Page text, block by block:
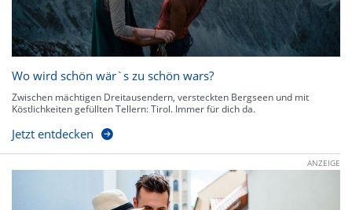
Wo wird schön wär`s zu schön wars?
Zwischen mächtigen Dreitausendern, versteckten Bergseen und mit
Köstlichkeiten gefüllten Tellern: Tirol. Immer für dich da.
Jetzt entdecken
ANZEIGE